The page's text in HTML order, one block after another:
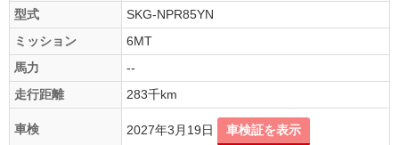
型式
SKG-NPR85YN
ミッション
6MT
馬力
--
走行距離
283千km
車検 2027年3月19日 車検証を表示